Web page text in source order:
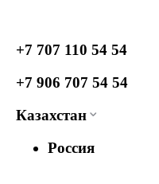
+7 707 110 54 54
+7 906 707 54 54
Казахстан
Россия